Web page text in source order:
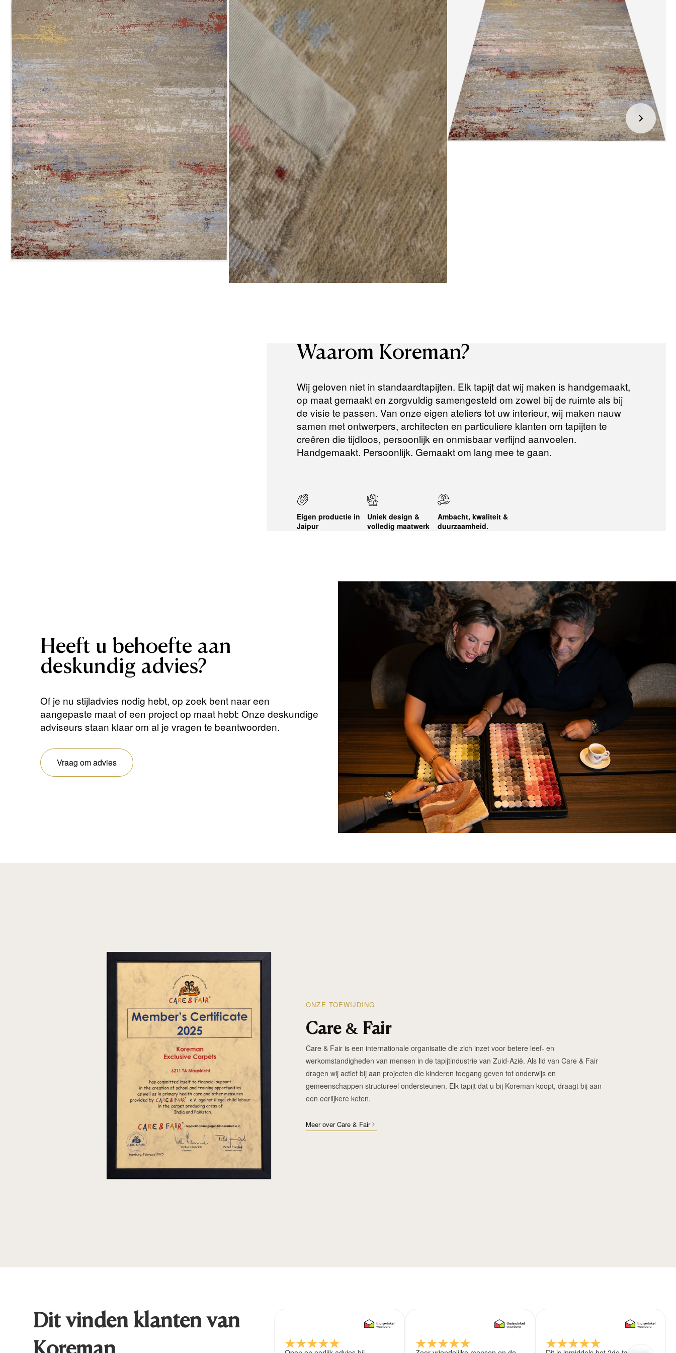
Het artikel wordt gratis bij u thuis geleverd. Wij streven ernaar uw
bestelling binnen 4 werkdagenbij u thuis te bezorgen.
Retourneren:
Het artikel wordt gratis bij u thuis geleverd. Mocht het niet passen en
u besluit het te retourneren, dan storten wij het aankoopbedrag zo
snel mogelijk terug, maar uiterlijkbinnen 14 dagen na herroeping.
Voor meer informatie kunt u terecht op:
Terugbetalingsbeleid
Waarom Koreman?
Wij geloven niet in standaardtapijten. Elk tapijt dat wij maken is handgemaakt,
op maat gemaakt en zorgvuldig samengesteld om zowel bij de ruimte als bij
de visie te passen. Van onze eigen ateliers tot uw interieur, wij maken nauw
samen met ontwerpers, architecten en particuliere klanten om tapijten te
creëren die tijdloos, persoonlijk en onmisbaar verfijnd aanvoelen.
Handgemaakt. Persoonlijk. Gemaakt om lang mee te gaan.
Eigen productie in
Jaipur
Uniek design &
volledig maatwerk
Ambacht, kwaliteit &
duurzaamheid.
Heeft u behoefte aan
deskundig advies?
Of je nu stijladvies nodig hebt, op zoek bent naar een
aangepaste maat of een project op maat hebt: Onze deskundige
adviseurs staan ​​klaar om al je vragen te beantwoorden.
Vraag om advies
ONZE TOEWIJDING
Care & Fair
Care & Fair is een internationale organisatie die zich inzet voor betere leef- en
werkomstandigheden van mensen in de tapijtindustrie van Zuid-Azië. Als lid van Care & Fair
dragen wij actief bij aan projecten die kinderen toegang geven tot onderwijs en
gemeenschappen structureel ondersteunen. Elk tapijt dat u bij Koreman koopt, draagt bij aan
een eerlijkere keten.
Meer over Care & Fair
Dit vinden klanten van